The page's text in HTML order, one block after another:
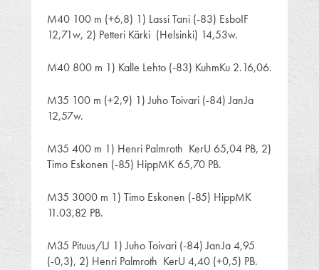
M40 100 m (+6,8) 1) Lassi Tani (-83) EsboIF
12,71w, 2) Petteri Kärki (Helsinki) 14,53w.
M40 800 m 1) Kalle Lehto (-83) KuhmKu 2.16,06.
M35 100 m (+2,9) 1) Juho Toivari (-84) JanJa
12,57w.
M35 400 m 1) Henri Palmroth KerU 65,04 PB, 2)
Timo Eskonen (-85) HippMK 65,70 PB.
M35 3000 m 1) Timo Eskonen (-85) HippMK
11.03,82 PB.
M35 Pituus/LJ 1) Juho Toivari (-84) JanJa 4,95
(-0,3), 2) Henri Palmroth KerU 4,40 (+0,5) PB.